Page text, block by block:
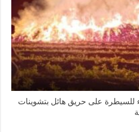
إطفاء للسيطرة على حريق هائل بتشوينات